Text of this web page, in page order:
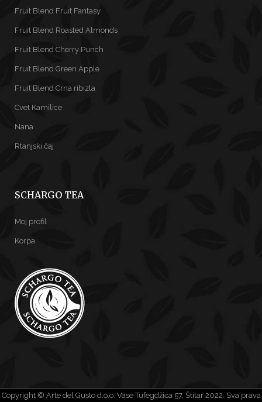
Fruit Blend Fruit Fantasy
Fruit Blend Roasted Almonds
Fruit Blend Cherry Punch
Fruit Blend Green Apple
Fruit Blend Crna ribizla
Cvet Kamilice
Nana
Rtanjski čaj
SCHARGO TEA
Moj profil
Korpa
Copyright © Arte del Gusto d.o.o. Vase Tufegdžića 57, Štitar 2022. Sva prava